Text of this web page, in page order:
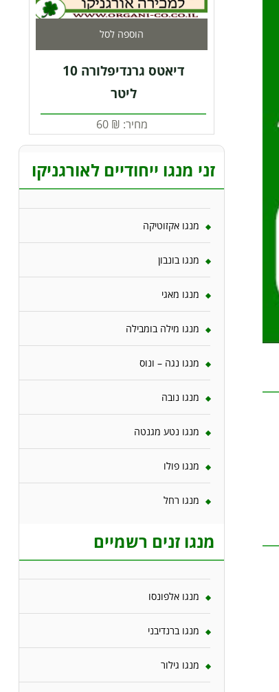
הוספה לסל
דיאטס גרנדיפלורה 10
ליטר
מחיר: ₪
60
זני מנגו ייחודיים לאורגניקו
מנגו אקזוטיקה
מנגו בונבון
מנגו מאגי
מנגו מילה בומבילה
מנגו נגה – ונוס
מנגו נובה
מנגו נטע מגנטה
מנגו פולו
מנגו רחל
מנגו זנים רשמיים
מנגו אלפונסו
מנגו ברנדיבני
מנגו גילור